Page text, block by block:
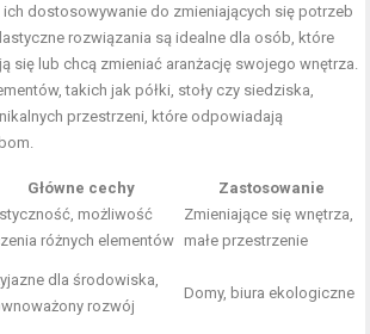
ich dostosowywanie do zmieniających się potrzeb
rozwiązania są idealne dla osób, które
się lub chcą zmieniać aranżację swojego wnętrza.
takich jak półki, stoły czy siedziska,
przestrzeni, które odpowiadają
Główne cechy Zastosowanie
możliwość
różnych elementów
Zmieniające się wnętrza,
małe przestrzenie
dla środowiska,
rozwój
Domy, biura ekologiczne